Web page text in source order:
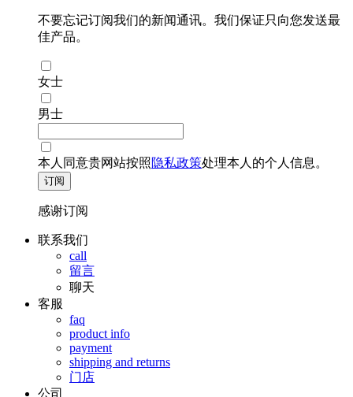
不要忘记订阅我们的新闻通讯。我们保证只向您发送最
佳产品。
女士
男士
本人同意贵网站按照隐私政策处理本人的个人信息。
订阅
感谢订阅
联系我们
call
留言
聊天
客服
faq
product info
payment
shipping and returns
门店
公司